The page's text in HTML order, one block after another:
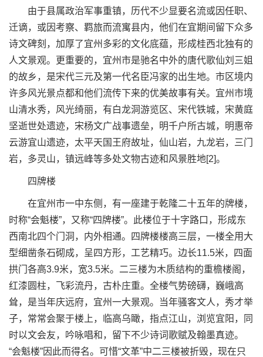
由于县属政治军事重镇，历代不少显要名流或因任职、
迁谪，或因考察、羁旅而流寓县内，他们在宜期间留下众多
诗文碑刻，加厚了宜州多彩的文化底蕴，形成桂西北独有的
人文景观。更重要的，宜州市是驰名中外的唐代歌仙刘三姐
的故乡，是宋代三元及第一代名臣冯家的出生地。市区境内
许多风光景点都和他们流传下来的优美故事有关。宜州市境
山清水秀，风光绮丽，有白龙洞游览区、宋代铁城，宋黄庭
坚逝世处遗迹，宋杨文广战事遗垒，明千户所古城，明惠帝
云游宜山遗迹，太平天国王府故址，仙山岩，九龙岩，三门
岩，多灵山，镇远峰等多处文物古迹和风景胜地[2]。
四牌楼
在宜州市一中东侧，有一座建于乾隆二十五年的牌楼，
时称“会魁楼”，又称“四牌楼”。此楼位于十字路口，形成东
西南北四个门洞，内外相通。四牌楼楼高三层，一楼全用大
型细凿条石砌成，呈四方形，工艺精巧。边长11.5米，四面
拱门各高3.9米，宽3.5米。二三楼为木质结构的重檐楼阁，
红漆圆柱，飞彩流丹，古朴庄重。全楼气势磅礴，巍峨高
耸，是当年庆远府，宜州一大景观。当年骚客文人，秀才举
子，常常会聚于楼上，临高乌瞰，指点江山，浏览宜阳，同
时以文会友，吟咏唱和，留下不少诗词歌赋及翰墨真迹。
“会魁楼”因此而得名。可惜“文革”中二三楼被折毁，现在只